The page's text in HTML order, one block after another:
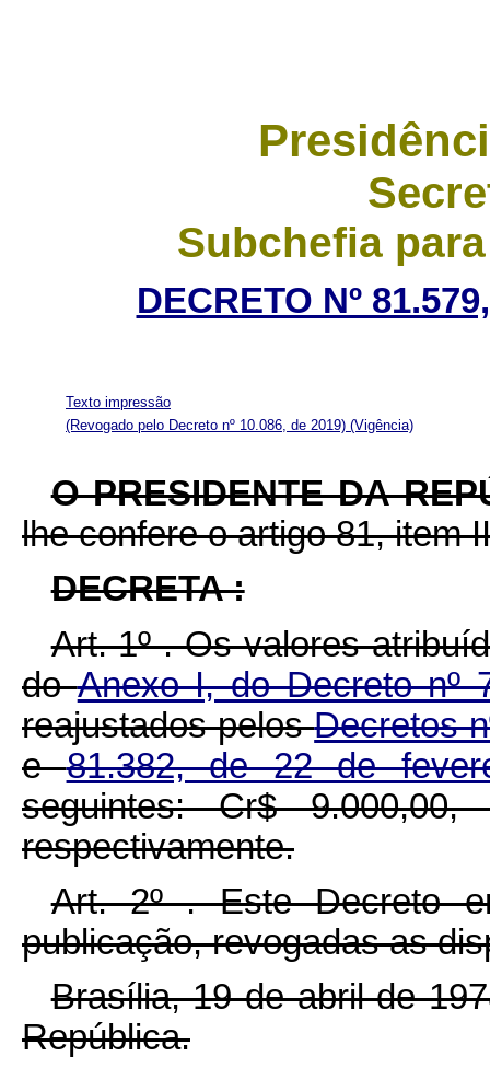
Subchefia
DECRETO Nº
Texto impressão
(Revogado pelo Decreto nº 10.086, de 2019) (Vigência)
O PRESIDENTE DA
lhe confere o artigo 81, item
DECRETA :
Art. 1º . Os valores
doAnexo I, do Decreto nº
reajustados pelosDecretos
e81.382, de 22 de
seguintes: Cr$
respectivamente.
Art. 2º . Este Decreto
publicação, revogadas as
Brasília, 19 de abril de
República.